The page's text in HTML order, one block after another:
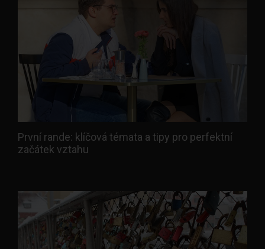
První rande: klíčová témata a tipy pro perfektní
začátek vztahu